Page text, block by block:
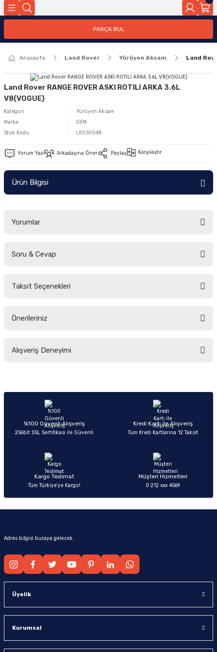
PARÇA BUL
Anasayfa Land Rover Yürüyen Aksam Land
Land Rover RANGE ROVER ASKI ROTILI ARKA 3.6L
V8(VOGUE)
Kategori
Yürüyen Aksam
Marka
OEM
Stok Kodu
LR030048
Yorum Yaz Arkadaşına Öner Paylaş Karşılaştır
Ürün Bilgisi
Yorumlar
Soru & Cevap
Taksit Seçenekleri
Önerileriniz
yetersiz gördüğünüz noktaları öneri formunu kullanarak tarafımıza
Ürün açıklamasında eksik bilgiler bulunuyor.
Ürün bilgilerinde hatalar bulunuyor.
Ürün fiyatı diğer sitelerden daha pahalı.
Alışveriş Deneyimi
Sitemize ilk yorumu siz yapın!
%100 Güvenli Alışveriş
256bit SSL Sertifikası ile Güvenli
Kredi Kartı ile Alışveriş
Tüm Kredi Kartlarına 12 Taksit
Kargo Teslimat
Tüm Türkiye’ye Kargo!
Müşteri Hizmetleri
0 212 xxx 4569
Adres bilgisi buraya gelecek.
Üyelik
Kurumsal